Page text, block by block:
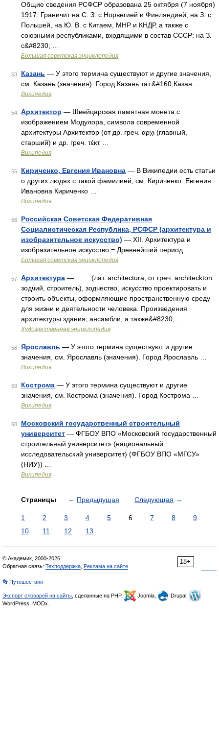
Общие сведения РСФСР образована 25 октября (7 ноября)
1917. Граничит на С. З. с Норвегией и Финляндией, на З. с
Польшей, на Ю. В. с Китаем, МНР и КНДР, а также с
союзными республиками, входящими в состав СССР: на З.
с&#8230; …
Большая советская энциклопедия
53 Казань — У этого термина существуют и другие значения,
см. Казань (значения). Город Казань тат.&#160;Казан …
Википедия
54 Архитектор — Швейцарская памятная монета с
изображением Модулора, символа современной
архитектуры Архитектор (от др. греч. αρχι (главный,
старший) и др. греч. τέκτ …
Википедия
55 Кириченко, Евгения Ивановна — В Википедии есть статьи
о других людях с такой фамилией, см. Кириченко. Евгения
Ивановна Кириченко …
Википедия
56
Российская Советская Федеративная
Социалистическая Республика, РСФСР (архитектура и
изобразительное искусство) — XII. Архитектура и
изобразительное искусство = Древнейший период …
Большая советская энциклопедия
57 Архитектура — (лат. architectura, от греч. architeckton
зодчий, строитель), зодчество, искусство проектировать и
строить объекты, оформляющие пространственную среду
для жизни и деятельности человека. Произведения
архитектуры здания, ансамбли, а также&#8230; …
Художественная энциклопедия
58 Ярославль — У этого термина существуют и другие
значения, см. Ярославль (значения). Город Ярославль …
Википедия
59 Кострома — У этого термина существуют и другие
значения, см. Кострома (значения). Город Кострома …
Википедия
60
Московский государственный строительный
университет — ФГБОУ ВПО «Московский государственный
строительный университет» (национальный
исследовательский университет) (ФГБОУ ВПО «МГСУ»
(НИУ)) …
Википедия
Страницы ← Предыдущая Следующая →
1 2 3 4 5 6 7 8
9
10
11 12 13
18+
© Академик, 2000-2026
Обратная связь: Техподдержка Реклама на сайте
👣 Путешествия
Экспорт словарей на сайты , сделанные на PHP, Joomla,
Drupal,
WordPress, MODx.